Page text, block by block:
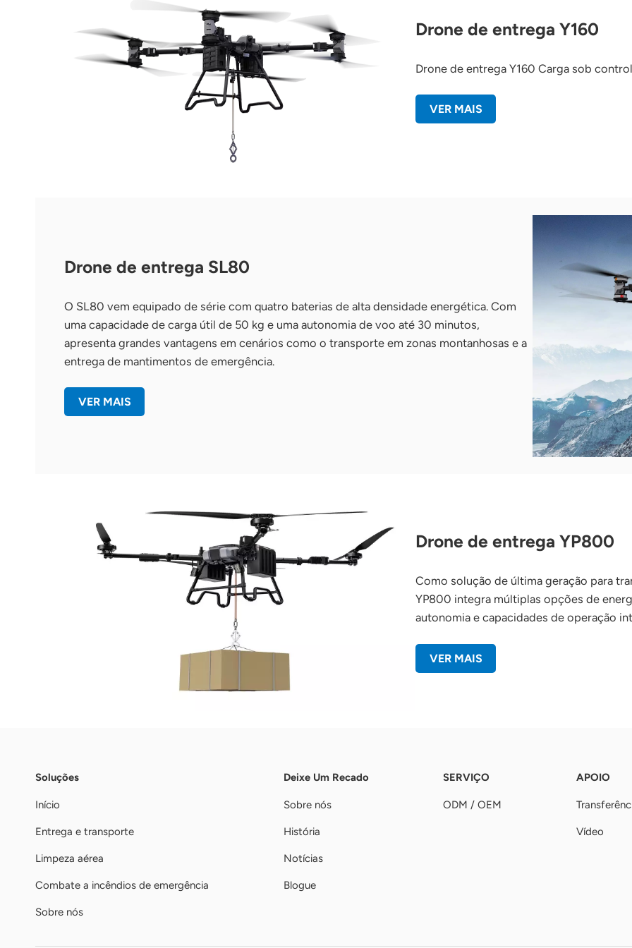
Drone de entrega Y160
Drone de entrega Y160 Carga sob
VER MAIS
Drone de entrega SL80
O SL80 vem equipado de série com quatro baterias de alta densidade energética. Com
uma capacidade de carga útil de 50 kg e uma autonomia de voo até 30 minutos,
apresenta grandes vantagens em cenários como o transporte em zonas montanhosas e a
entrega de mantimentos de emergência.
VER MAIS
Drone de entrega YP800
Como solução de última geração para
YP800 integra múltiplas opções de
autonomia e capacidades de operação
VER MAIS
Soluções
Início
Entrega e transporte
Limpeza aérea
Combate a incêndios de emergência
Sobre nós
Deixe Um Recado
Sobre nós
História
Notícias
Blogue
SERVIÇO
ODM / OEM
APOIO
Vídeo